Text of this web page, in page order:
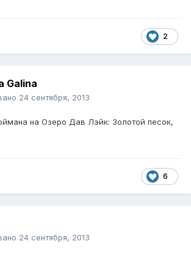
2
Galina
24 сентября, 2013
на Озеро Дав Лэйк: Золотой песок,
6
24 сентября, 2013